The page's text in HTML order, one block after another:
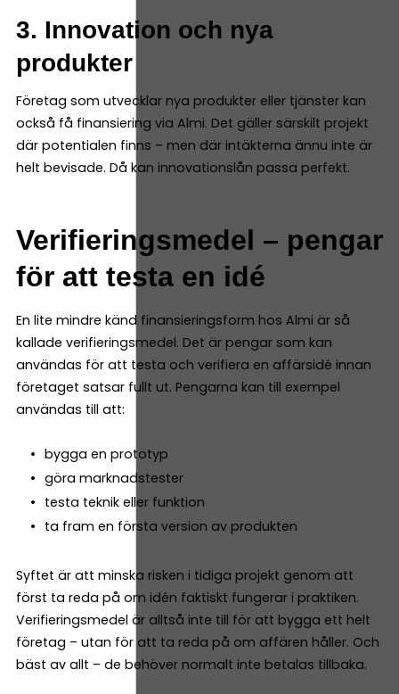
3. Innovation och nya
produkter
Företag som utvecklar nya produkter eller tjänster kan
också få finansiering via Almi. Det gäller särskilt projekt
där potentialen finns – men där intäkterna ännu inte är
helt bevisade. Då kan innovationslån passa perfekt.
Verifieringsmedel – pengar
för att testa en idé
En lite mindre känd finansieringsform hos Almi är så
kallade verifieringsmedel. Det är pengar som kan
användas för att testa och verifiera en affärsidé innan
företaget satsar fullt ut. Pengarna kan till exempel
användas till att:
bygga en prototyp
göra marknadstester
testa teknik eller funktion
ta fram en första version av produkten
Syftet är att minska risken i tidiga projekt genom att
först ta reda på om idén faktiskt fungerar i praktiken.
Verifieringsmedel är alltså inte till för att bygga ett helt
företag – utan för att ta reda på om affären håller. Och
bäst av allt – de behöver normalt inte betalas tillbaka.